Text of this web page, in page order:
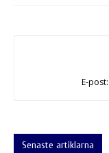
E-
Senaste artiklarna